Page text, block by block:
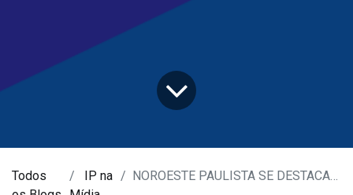
Todos
IP na
NOROESTE PAULISTA SE DESTACA NA AQUICULTURA NACIONAL